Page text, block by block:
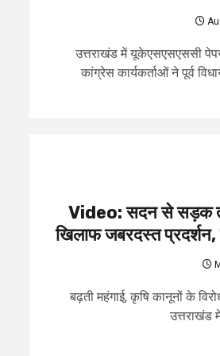
उत्तराखंड में यूकेएसएसएससी
कांग्रेस कार्यकर्ताओं ने पूर्व
Video: सदन से सड़क
खिलाफ जबरदस्त
बढ़ती महंगाई, कृषि कानूनों के
उत्तराखंड